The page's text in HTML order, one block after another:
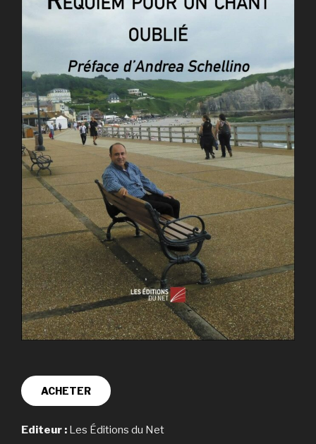
ACHETER
Editeur : Les Éditions du Net